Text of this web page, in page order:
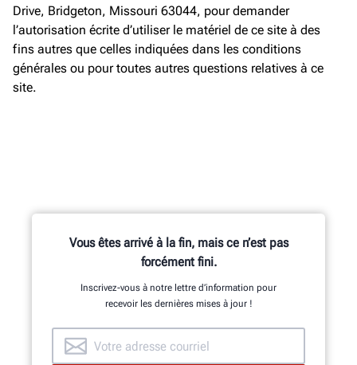
Drive, Bridgeton, Missouri 63044, pour demander
l’autorisation écrite d’utiliser le matériel de ce site à des
fins autres que celles indiquées dans les conditions
générales ou pour toutes autres questions relatives à ce
site.
Vous êtes arrivé à la fin, mais ce n’est pas
forcément fini.
Inscrivez-vous à notre lettre d’information pour
recevoir les dernières mises à jour !